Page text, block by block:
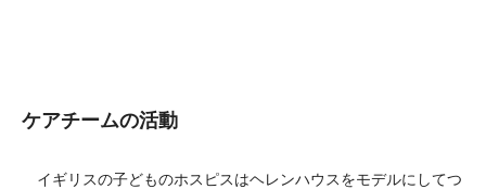
ケアチームの活動
イギリスの子どものホスピスはヘレンハウスをモデルにしてつ